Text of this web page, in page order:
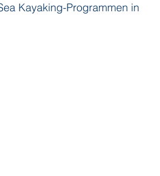
Kayaking-Programmen in